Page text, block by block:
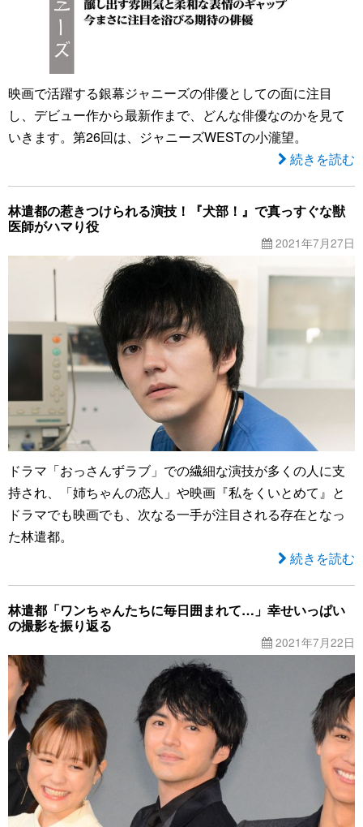
映画で活躍する銀幕ジャニーズの俳優としての面に注目
し、デビュー作から最新作まで、どんな俳優なのかを見て
いきます。第26回は、ジャニーズWESTの小瀧望。
続きを読む
林遣都の惹きつけられる演技！『犬部！』で真っすぐな獣
医師がハマり役
2021年7月27日
ドラマ「おっさんずラブ」での繊細な演技が多くの人に支
持され、「姉ちゃんの恋人」や映画『私をくいとめて』と
ドラマでも映画でも、次なる一手が注目される存在となっ
た林遣都。
続きを読む
林遣都「ワンちゃんたちに毎日囲まれて…」幸せいっぱい
の撮影を振り返る
2021年7月22日